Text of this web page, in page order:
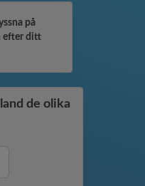
på
efter ditt
de olika